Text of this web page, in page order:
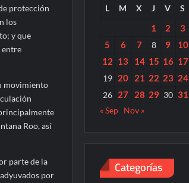
protección
los
y que
entre
movimiento
Roo, así
parte de la
por
L M X J V S
1 2 3
5
6 7 8 9 10
12 13 14 15 16 17
19 20 21 22 23 24
26 27 28 29 30 31
« Sep Nov »
Categorías